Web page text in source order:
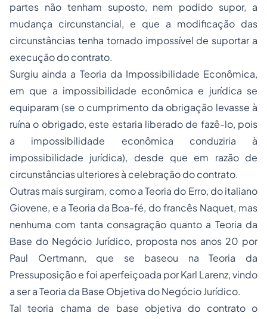
partes não tenham suposto, nem podido supor, a
mudança circunstancial, e que a modificação das
circunstâncias tenha tornado impossível de suportar a
execução do contrato.
Surgiu ainda a Teoria da Impossibilidade Econômica,
em que a impossibilidade econômica e jurídica se
equiparam (se o cumprimento da obrigação levasse à
ruína o obrigado, este estaria liberado de fazê-lo, pois
a impossibilidade econômica conduziria à
impossibilidade jurídica), desde que em razão de
circunstâncias ulteriores à celebração do contrato.
Outras mais surgiram, como a Teoria do Erro, do italiano
Giovene, e a Teoria da Boa-fé, do francês Naquet, mas
nenhuma com tanta consagração quanto a Teoria da
Base do Negócio Jurídico, proposta nos anos 20 por
Paul Oertmann, que se baseou na Teoria da
Pressuposição e foi aperfeiçoada por Karl Larenz, vindo
a ser a Teoria da Base Objetiva do Negócio Jurídico.
Tal teoria chama de base objetiva do contrato o